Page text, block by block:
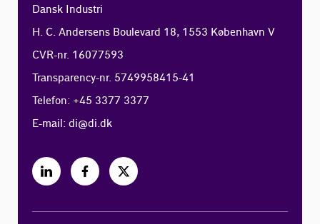
Dansk Industri
H. C. Andersens Boulevard 18, 1553 København V
CVR-nr. 16077593
Transparency-nr. 5749958415-41
Telefon: +45 3377 3377
E-mail:di@di.dk